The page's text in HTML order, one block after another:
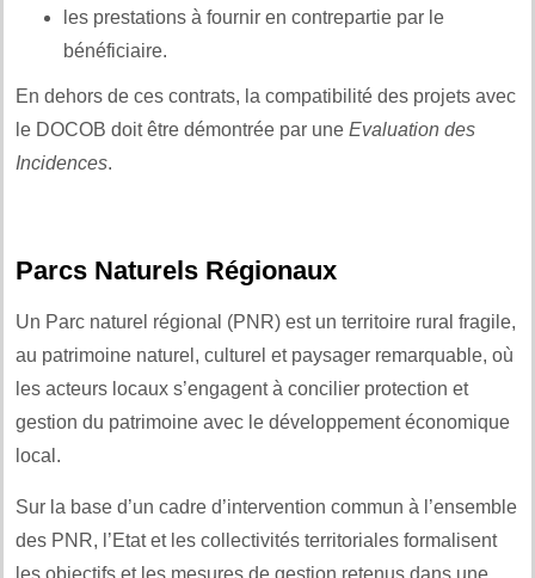
les prestations à fournir en contrepartie par le
bénéficiaire.
En dehors de ces contrats, la compatibilité des projets avec
le DOCOB doit être démontrée par une Evaluation des
Incidences.
Parcs Naturels Régionaux
Un Parc naturel régional (PNR) est un territoire rural fragile,
au patrimoine naturel, culturel et paysager remarquable, où
les acteurs locaux s’engagent à concilier protection et
gestion du patrimoine avec le développement économique
local.
Sur la base d’un cadre d’intervention commun à l’ensemble
des PNR, l’Etat et les collectivités territoriales formalisent
les objectifs et les mesures de gestion retenus dans une